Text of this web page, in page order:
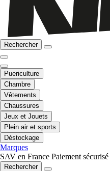
Rechercher
Puericulture
Chambre
Vêtements
Chaussures
Jeux et Jouets
Plein air et sports
Déstockage
Marques
SAV en France Paiement sécurisé
Rechercher